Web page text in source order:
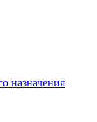
назначения